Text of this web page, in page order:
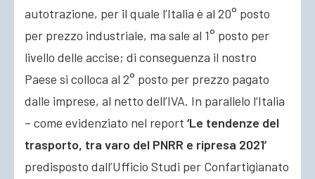
autotrazione, per il quale l’Italia è al 20° posto
per prezzo industriale, ma sale al 1° posto per
livello delle accise; di conseguenza il nostro
Paese si colloca al 2° posto per prezzo pagato
dalle imprese, al netto dell’IVA. In parallelo l’Italia
– come evidenziato nel report ‘Le tendenze del
trasporto, tra varo del PNRR e ripresa 2021’
predisposto dall’Ufficio Studi per Confartigianato